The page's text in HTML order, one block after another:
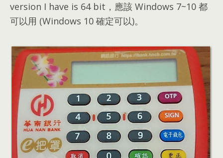
version I have is 64 bit， 應該 Windows 7~10 都
可以用 (Windows 10 確定可以)。